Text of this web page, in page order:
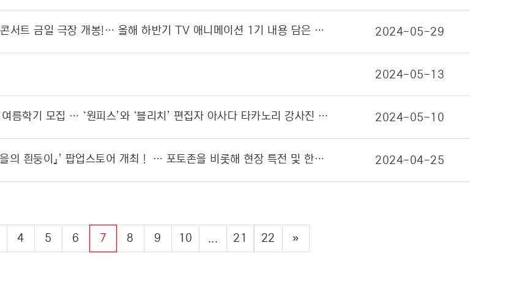
대원미디어, ‘외톨이 THE ROCK!’ 첫 번째 라이브 콘서트 금일 극장 개봉!… 올해 하반기 TV 애니메이션 1기 내용 담은 극장판 개봉 확정 2024-05-29
2024-05-13
스토리작X카카오페이지, 스토리텔링 글로벌캠퍼스 여름학기 모집 … ‘원피스’와 ‘블리치’ 편집자 아사다 타카노리 강사진 합류! 2024-05-10
닌텐도 스위치 소프트웨어 ‘짱구는 못말려! 『탄광마을의 흰둥이』’ 팝업스토어 개최！ … 포토존을 비롯해 현장 특전 및 한정판 굿즈 등 볼거리 풍성 2024-04-25
4 5 6 7 8 9 10 ... 21 22 »